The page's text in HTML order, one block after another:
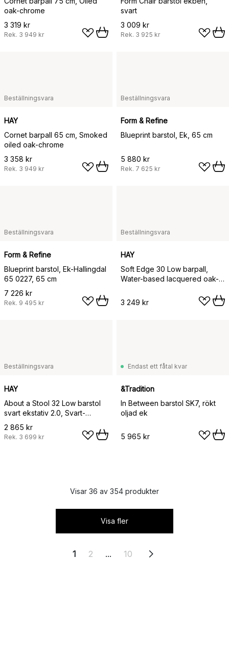
oak-chrome
3 319 kr
Rek. 3 949 kr
svart
3 009 kr
Rek. 3 925 kr
Beställningsvara
HAY
Cornet barpall 65 cm, Smoked
oiled oak-chrome
3 358 kr
Rek. 3 949 kr
Beställningsvara
Form & Refine
Blueprint barstol, Ek, 65 cm
5 880 kr
Rek. 7 625 kr
Beställningsvara
Form & Refine
Blueprint barstol, Ek-Hallingdal
65 0227, 65 cm
7 226 kr
Rek. 9 495 kr
Beställningsvara
HAY
Soft Edge 30 Low barpall,
Water-based lacquered oak-
3 249 kr
Beställningsvara
HAY
About a Stool 32 Low barstol
svart ekstativ 2.0, Svart-
rostfritt stålstöd
2 865 kr
Rek. 3 699 kr
Endast ett fåtal kvar
&Tradition
In Between barstol SK7, rökt
oljad ek
5 965 kr
Visar 36 av 354 produkter
Visa fler
1 2 ... 10